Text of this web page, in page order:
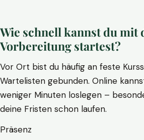
Wie schnell kannst du mit
Vorbereitung startest?
Vor Ort bist du häufig an feste
Wartelisten gebunden. Online
weniger Minuten loslegen –
deine Fristen schon laufen.
Präsenz